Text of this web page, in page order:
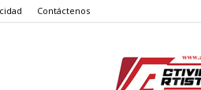
Contáctenos